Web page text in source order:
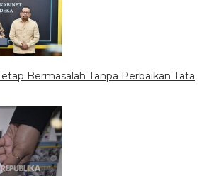
Bermasalah Tanpa Perbaikan Tata